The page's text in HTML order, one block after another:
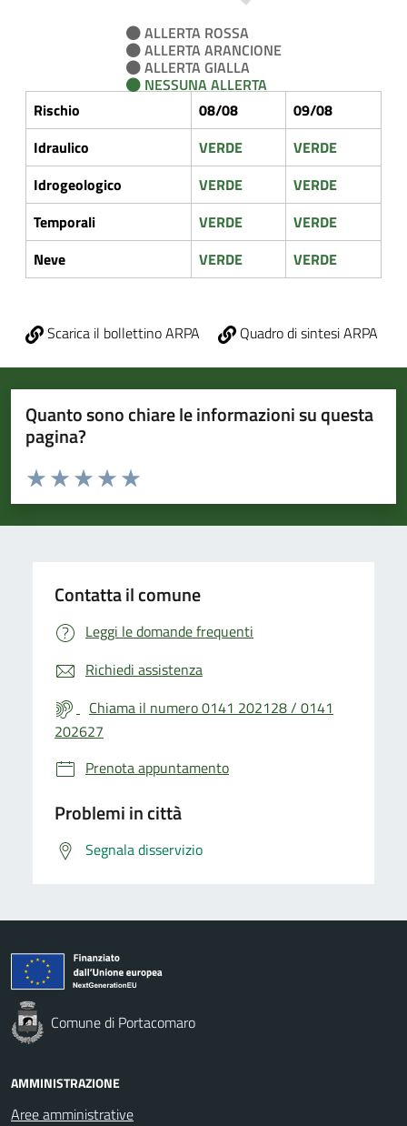
ALLERTA ROSSA
ALLERTA ARANCIONE
ALLERTA GIALLA
NESSUNA ALLERTA
Rischio
08/08
09/08
Idraulico
VERDE
VERDE
Idrogeologico
VERDE
VERDE
Temporali
VERDE
VERDE
Neve
VERDE VERDE
Scarica il bollettino ARPA Quadro di sintesi ARPA
Quanto sono chiare le informazioni su questa
pagina?
Valuta da 1 a 5 stelle la pagina
Valuta 5 stelle su 5
Valuta 4 stelle su 5
Valuta 3 stelle su 5
Valuta 2 stelle su 5
Valuta 1 stelle su 5
Contatta il comune
Leggi le domande frequenti
Richiedi assistenza
Chiama il numero 0141 202128 / 0141
202627
Prenota appuntamento
Problemi in città
Segnala disservizio
Comune di Portacomaro
AMMINISTRAZIONE
Aree amministrative